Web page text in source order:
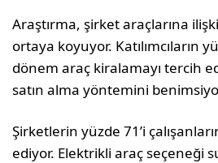
Araştırma, şirket araçlarına
ortaya koyuyor. Katılımcıların
dönem araç kiralamayı tercih
satın alma yöntemini
Şirketlerin yüzde 71’i
ediyor. Elektrikli araç seçeneği